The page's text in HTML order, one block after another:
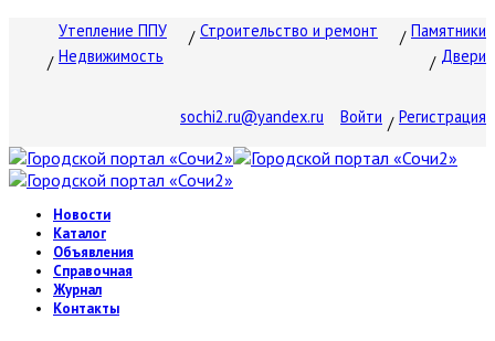
Утепление ППУ Строительство и ремонт
Памятники
Недвижимость
Двери
sochi2.ru@yandex.ru Войти Регистрация
Новости
Каталог
Объявления
Справочная
Журнал
Контакты